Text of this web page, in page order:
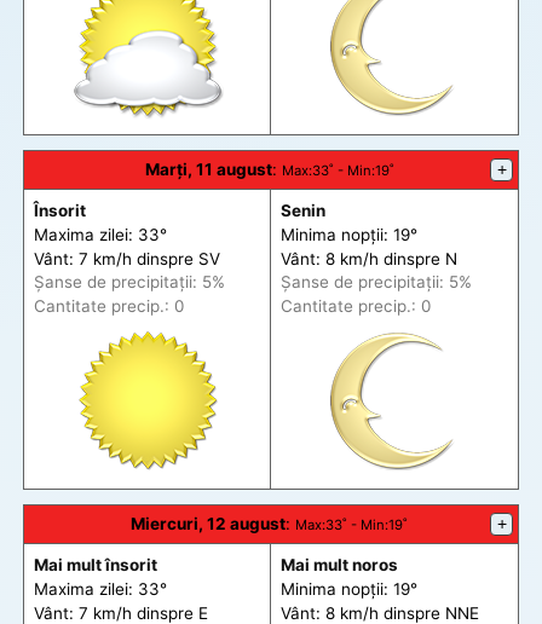
Marți, 11 august: Max:33˚ - Min:19˚ +
Însorit
Maxima zilei: 33°
Vânt: 7 km/h dinspre SV
Șanse de precipitații: 5%
Cantitate precip.: 0
Senin
Minima nopții: 19°
Vânt: 8 km/h dinspre N
Șanse de precipitații: 5%
Cantitate precip.: 0
Miercuri, 12 august: Max:33˚ - Min:19˚ +
Mai mult însorit
Maxima zilei: 33°
Vânt: 7 km/h dinspre E
Mai mult noros
Minima nopții: 19°
Vânt: 8 km/h dinspre NNE